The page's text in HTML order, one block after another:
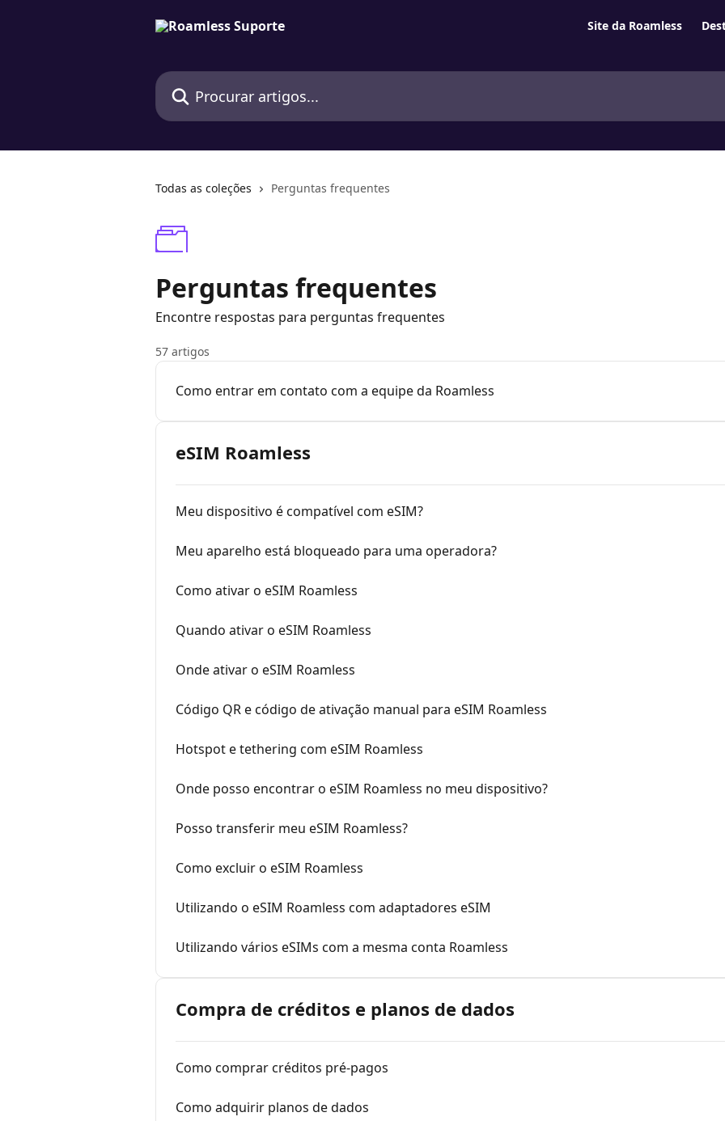
Site da Roamless
Procurar artigos...
Todas as coleções Perguntas frequentes
Perguntas frequentes
Encontre respostas para perguntas frequentes
57 artigos
Como entrar em contato com a equipe da Roamless
eSIM Roamless
Meu dispositivo é compatível com eSIM?
Meu aparelho está bloqueado para uma operadora?
Como ativar o eSIM Roamless
Quando ativar o eSIM Roamless
Onde ativar o eSIM Roamless
Código QR e código de ativação manual para eSIM Roamless
Hotspot e tethering com eSIM Roamless
Onde posso encontrar o eSIM Roamless no meu dispositivo?
Posso transferir meu eSIM Roamless?
Como excluir o eSIM Roamless
Utilizando o eSIM Roamless com adaptadores eSIM
Utilizando vários eSIMs com a mesma conta Roamless
Compra de créditos e planos de dados
Como comprar créditos pré-pagos
Como adquirir planos de dados